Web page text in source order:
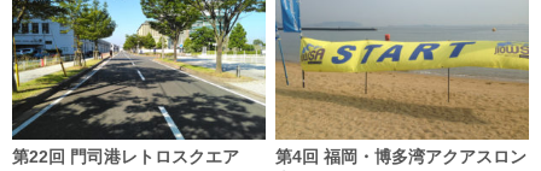
第22回 門司港レトロスクエア
第4回 福岡・博多湾アクアスロン